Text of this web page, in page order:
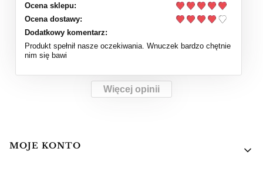
Ocena sklepu:
Ocena dostawy:
Dodatkowy komentarz:
Produkt spełnił nasze oczekiwania. Wnuczek bardzo chętnie
nim się bawi
Więcej opinii
Linki w stopce
MOJE KONTO